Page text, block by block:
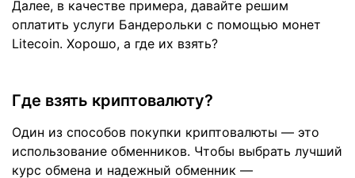
Далее, в качестве примера, давайте решим
оплатить услуги Бандерольки с помощью монет
Litecoin. Хорошо, а где их взять?
Где взять криптовалюту?
Один из способов покупки криптовалюты — это
использование обменников. Чтобы выбрать лучший
курс обмена и надежный обменник —